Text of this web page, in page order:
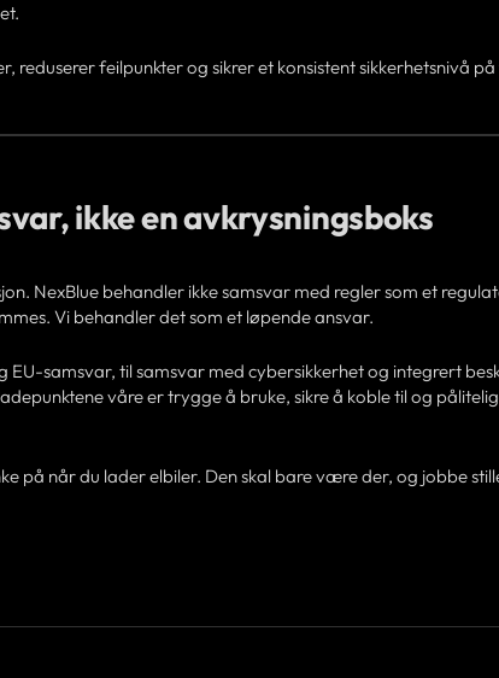
reduserer feilpunkter og sikrer et konsistent sikkerhetsnivå
ikke en avkrysningsboks
NexBlue behandler ikke samsvar med regler som et
Vi behandler det som et løpende ansvar.
EU-samsvar, til samsvar med cybersikkerhet og integrert
våre er trygge å bruke, sikre å koble til og
på når du lader elbiler. Den skal bare være der, og jobbe